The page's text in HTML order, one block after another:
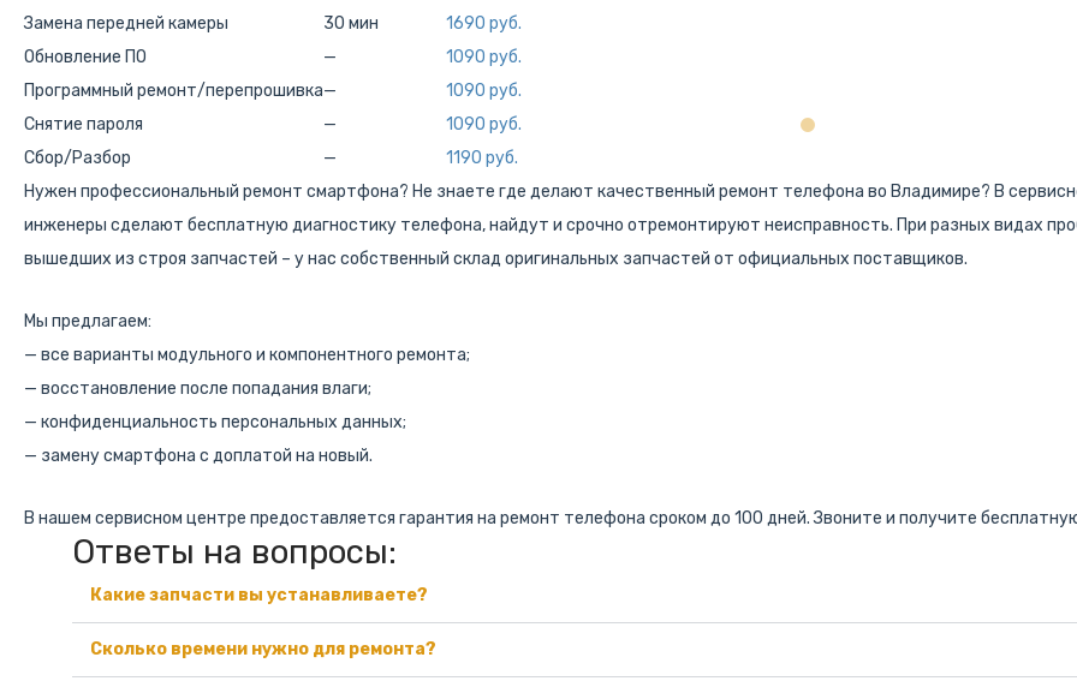
Замена передней камеры
30 мин
1690 руб.
Обновление ПО
—
1090 руб.
Программный ремонт/перепрошивка—
1090 руб.
Снятие пароля
—
1090 руб.
Сбор/Разбор
—
1190 руб.
Нужен профессиональный ремонт смартфона? Не знаете где делают качественный ремонт телефона во Владимире? В
инженеры сделают бесплатную диагностику телефона, найдут и срочно отремонтируют неисправность. При разных видах
вышедших из строя запчастей – у нас собственный склад оригинальных запчастей от официальных поставщиков.
Мы предлагаем:
— все варианты модульного и компонентного ремонта;
— восстановление после попадания влаги;
— конфиденциальность персональных данных;
— замену смартфона с доплатой на новый.
В нашем сервисном центре предоставляется гарантия на ремонт телефона сроком до 100 дней. Звоните и получите
Ответы на вопросы:
Какие запчасти вы устанавливаете?
Сколько времени нужно для ремонта?